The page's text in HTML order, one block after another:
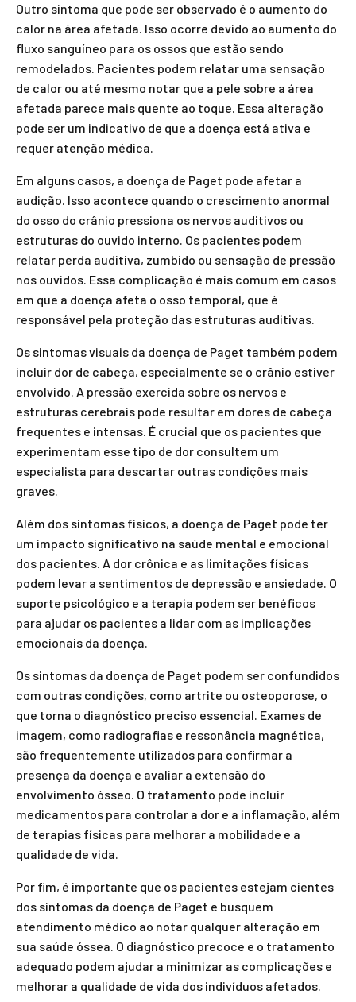
Outro sintoma que pode ser observado é o aumento do
calor na área afetada. Isso ocorre devido ao aumento do
fluxo sanguíneo para os ossos que estão sendo
remodelados. Pacientes podem relatar uma sensação
de calor ou até mesmo notar que a pele sobre a área
afetada parece mais quente ao toque. Essa alteração
pode ser um indicativo de que a doença está ativa e
requer atenção médica.
Em alguns casos, a doença de Paget pode afetar a
audição. Isso acontece quando o crescimento anormal
do osso do crânio pressiona os nervos auditivos ou
estruturas do ouvido interno. Os pacientes podem
relatar perda auditiva, zumbido ou sensação de pressão
nos ouvidos. Essa complicação é mais comum em casos
em que a doença afeta o osso temporal, que é
responsável pela proteção das estruturas auditivas.
Os sintomas visuais da doença de Paget também podem
incluir dor de cabeça, especialmente se o crânio estiver
envolvido. A pressão exercida sobre os nervos e
estruturas cerebrais pode resultar em dores de cabeça
frequentes e intensas. É crucial que os pacientes que
experimentam esse tipo de dor consultem um
especialista para descartar outras condições mais
graves.
Além dos sintomas físicos, a doença de Paget pode ter
um impacto significativo na saúde mental e emocional
dos pacientes. A dor crônica e as limitações físicas
podem levar a sentimentos de depressão e ansiedade. O
suporte psicológico e a terapia podem ser benéficos
para ajudar os pacientes a lidar com as implicações
emocionais da doença.
Os sintomas da doença de Paget podem ser confundidos
com outras condições, como artrite ou osteoporose, o
que torna o diagnóstico preciso essencial. Exames de
imagem, como radiografias e ressonância magnética,
são frequentemente utilizados para confirmar a
presença da doença e avaliar a extensão do
envolvimento ósseo. O tratamento pode incluir
medicamentos para controlar a dor e a inflamação, além
de terapias físicas para melhorar a mobilidade e a
qualidade de vida.
Por fim, é importante que os pacientes estejam cientes
dos sintomas da doença de Paget e busquem
atendimento médico ao notar qualquer alteração em
sua saúde óssea. O diagnóstico precoce e o tratamento
adequado podem ajudar a minimizar as complicações e
melhorar a qualidade de vida dos indivíduos afetados.